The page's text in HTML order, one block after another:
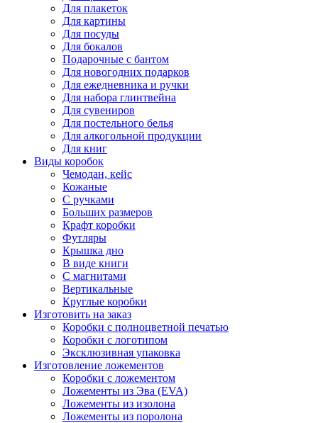
Для плакеток
Для картины
Для посуды
Для бокалов
Подарочные с бантом
Для новогодних подарков
Для ежедневника и ручки
Для набора глинтвейна
Для сувениров
Для постельного белья
Для алкогольной продукции
Для книг
Виды коробок
Чемодан, кейс
Кожаные
С ручками
Больших размеров
Крафт коробки
Футляры
Крышка дно
В виде книги
С магнитами
Вертикальные
Круглые коробки
Изготовить на заказ
Коробки с полноцветной печатью
Коробки с логотипом
Эксклюзивная упаковка
Изготовление ложементов
Коробки с ложементом
Ложементы из Эва (EVA)
Ложементы из изолона
Ложементы из поролона